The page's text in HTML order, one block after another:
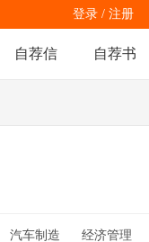
登录 / 注册
自荐信 自荐书
汽车制造 经济管理